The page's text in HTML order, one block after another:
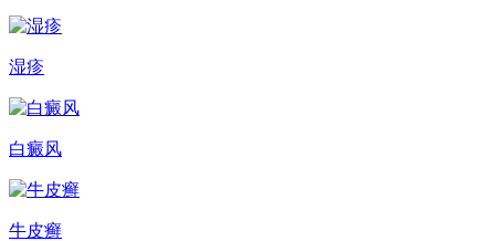
湿疹
白癜风
牛皮癣